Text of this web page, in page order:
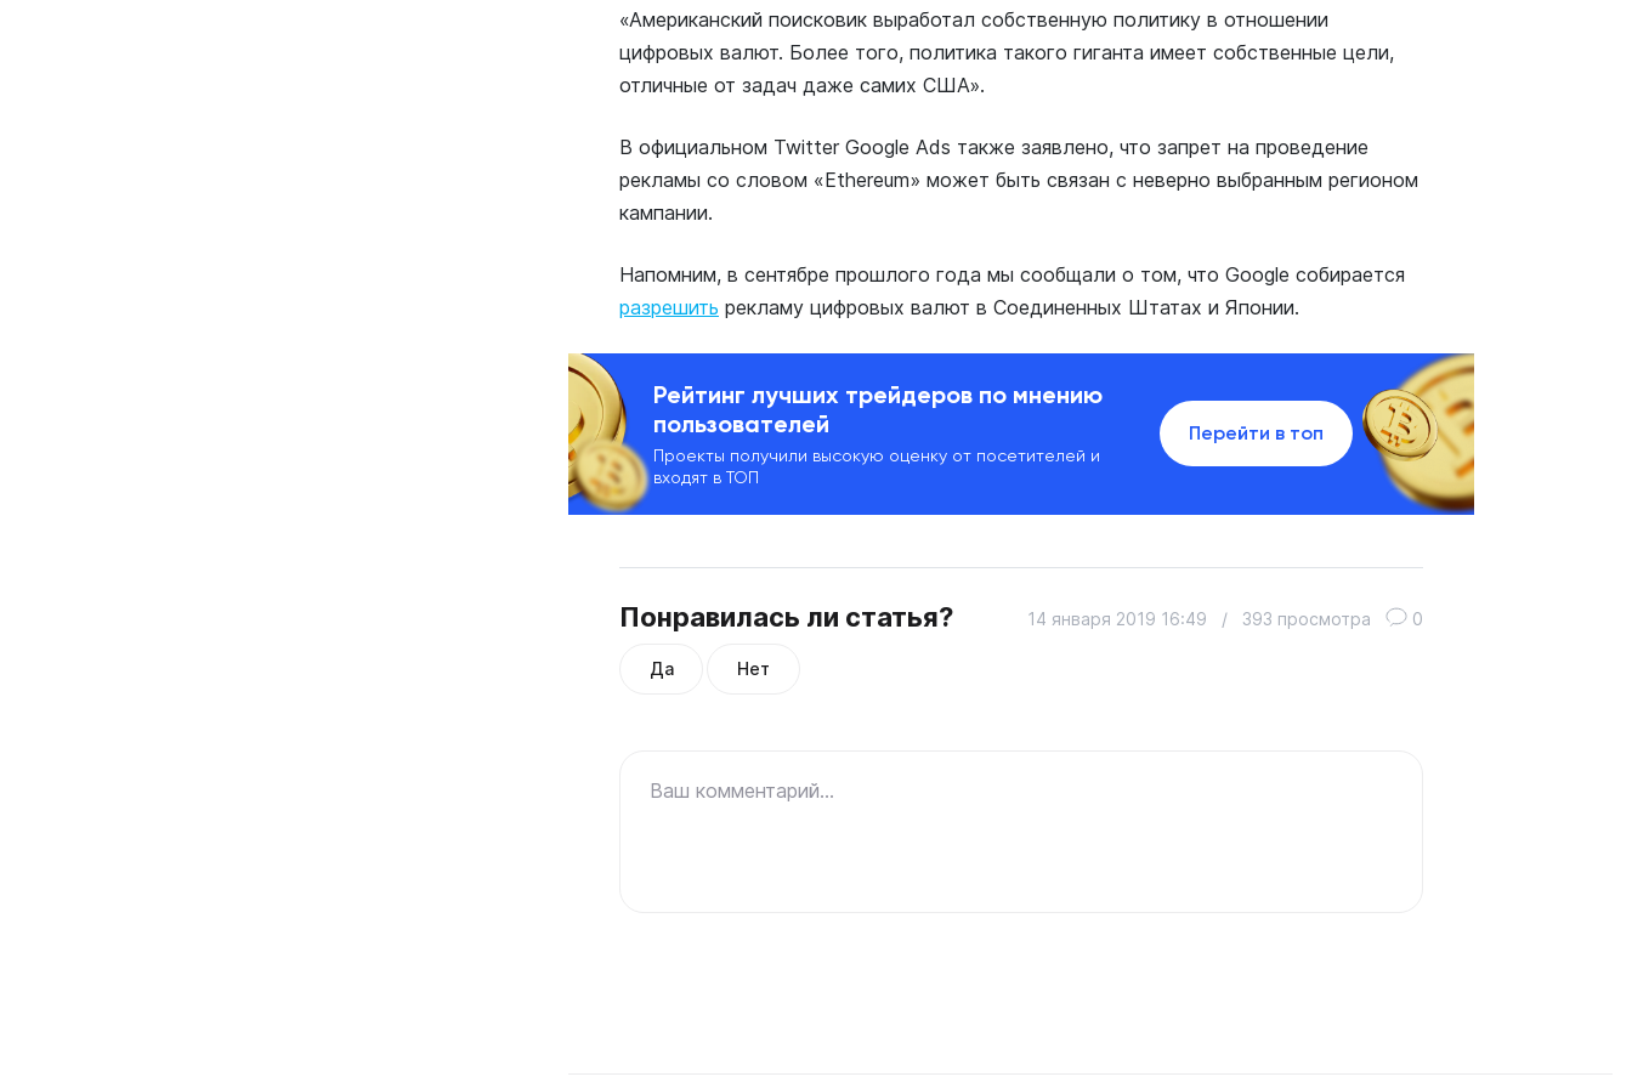
«Американский поисковик выработал собственную политику в отношении
цифровых валют. Более того, политика такого гиганта имеет собственные цели,
отличные от задач даже самих США».
В официальном Twitter Google Ads также заявлено, что запрет на проведение
рекламы со словом «Еthereum» может быть связан с неверно выбранным регионом
кампании.
Напомним, в сентябре прошлого года мы сообщали о том, что Google собирается
разрешить рекламу цифровых валют в Соединенных Штатах и Японии.
Рейтинг лучших трейдеров по мнению
пользователей
Проекты получили высокую оценку от посетителей и
входят в ТОП
Перейти в топ
Понравилась ли статья?
Да Нет
14 января 2019 16:49 / 393 просмотра 0
Ваш комментарий...